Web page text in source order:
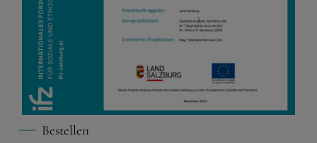
Bestellen